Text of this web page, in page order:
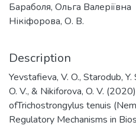
Бараболя, Ольга Валеріївна
Нікіфорова, О. В.
Description
Yevstafieva, V. O., Starodub,
O. V., & Nikiforova, O. V.
ofTrichostrongylus tenuis
Regulatory Mechanisms in